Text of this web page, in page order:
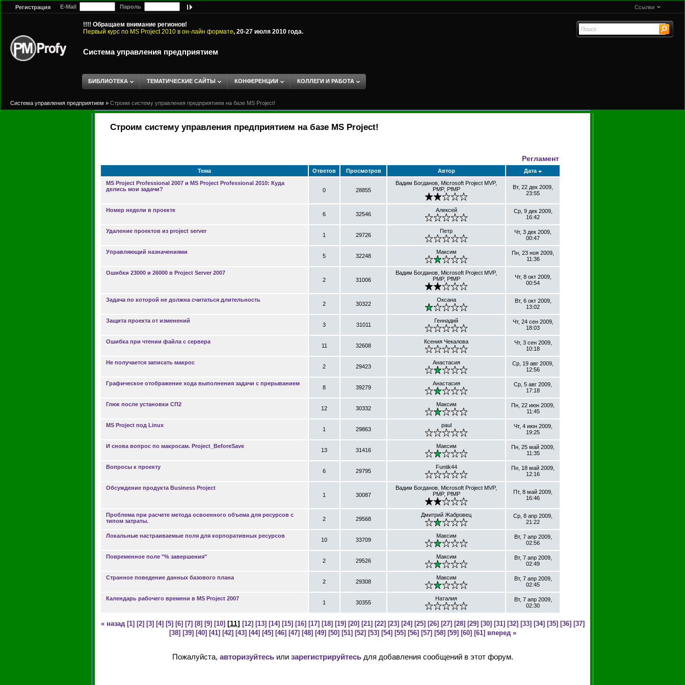
Регистрация E-Mail Пароль Ссылки
!!!! Обращаем внимание регионов!
Первый курс по MS Project 2010 в он-лайн формате, 20-27 июля 2010 года.
Система управления предприятием
БИБЛИОТЕКА ТЕМАТИЧЕСКИЕ САЙТЫ КОНФЕРЕНЦИИ КОЛЛЕГИ И РАБОТА
Система управления предприятием » Строим систему управления предприятием на базе MS Project!
Строим систему управления предприятием на базе MS Project!
Регламент
Тема Ответов Просмотров Автор
Дата
MS Project Professional 2007 и MS Project Professional 2010: Куда
делись мои задачи?
0 28855
Вадим Богданов, Microsoft Project MVP,
PMP, PfMP
Вт, 22 дек 2009,
23:55
Номер недели в проекте
6 32546
Алексей
Ср, 9 дек 2009,
16:42
Удаление проектов из project server
1 29726
Петр
Чт, 3 дек 2009,
00:47
Управляющий назначениями
5 32248
Максим
Пн, 23 ноя 2009,
11:36
Ошибки 23000 и 26000 в Project Server 2007
2
31006
Вадим Богданов, Microsoft Project MVP,
PMP, PfMP
Чт, 8 окт 2009,
00:54
Задача по которой не должна считаться длительность
2 30322
Оксана
Вт, 6 окт 2009,
13:02
Защита проекта от изменений
3 31011
Геннадий
Чт, 24 сен 2009,
18:03
Ошибка при чтении файла с сервера
11 32608
Ксения Чекалова
Чт, 3 сен 2009,
10:18
Не получается записать макрос
2 29423
Анастасия
Ср, 19 авг 2009,
12:56
Графическое отображение хода выполнения задачи с прерыванием
8 39279
Анастасия
Ср, 5 авг 2009,
17:18
Глюк после установки СП2
12 30332
Максим
Пн, 22 июн 2009,
11:45
MS Project под Linux
1 29863
paul
Чт, 4 июн 2009,
19:25
И снова вопрос по макросам. Project_BeforeSave
13 31416
Максим
Пн, 25 май 2009,
11:35
Вопросы к проекту
6 29795
Funtik44
Пн, 18 май 2009,
12:16
Обсуждение продукта Business Project
1
30087
Вадим Богданов, Microsoft Project MVP,
PMP, PfMP
Пт, 8 май 2009,
16:46
Проблема при расчете метода освоенного объема для ресурсов с
типом затраты.
2 29568
Дмитрий Жабровец
Ср, 8 апр 2009,
21:22
Локальные настраиваемые поля для корпоративных ресурсов
10 33709
Максим
Вт, 7 апр 2009,
02:56
Повременное поле "% завершения"
2 29526
Максим
Вт, 7 апр 2009,
02:49
Странное поведение данных базового плана
2 29308
Максим
Вт, 7 апр 2009,
02:45
Календарь рабочего времени в MS Project 2007
1 30355
Наталия
Вт, 7 апр 2009,
02:30
« назад [1] [2] [3] [4] [5] [6] [7] [8] [9] [10] [11] [12] [13] [14] [15] [16] [17] [18] [19] [20] [21] [22] [23] [24] [25] [26] [27] [28] [29] [30] [31] [32] [33] [34] [35] [36] [37]
[38] [39] [40] [41] [42] [43] [44] [45] [46] [47] [48] [49] [50] [51] [52] [53] [54] [55] [56] [57] [58] [59] [60] [61] вперед »
Пожалуйста, авторизуйтесьили зарегистрируйтесьдля добавления сообщений в этот форум.